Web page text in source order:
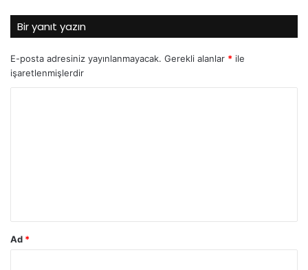
Bir yanıt yazın
E-posta adresiniz yayınlanmayacak. Gerekli alanlar * ile
işaretlenmişlerdir
Ad *